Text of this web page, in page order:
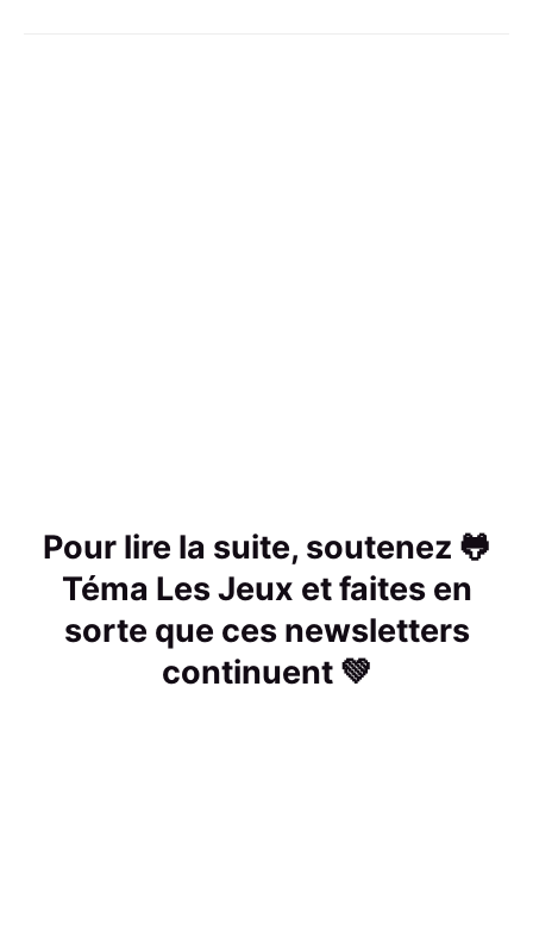
Pour lire la suite, soutenez 🐸
Téma Les Jeux et faites en
sorte que ces newsletters
continuent 💚